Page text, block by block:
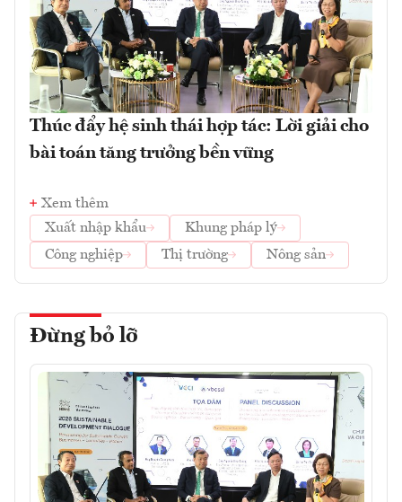
Thúc đẩy hệ sinh thái hợp tác: Lời giải cho
bài toán tăng trưởng bền vững
Xem thêm
Xuất nhập khẩu
Khung pháp lý
Công nghiệp
Thị trường Nông sản
Đừng bỏ lỡ